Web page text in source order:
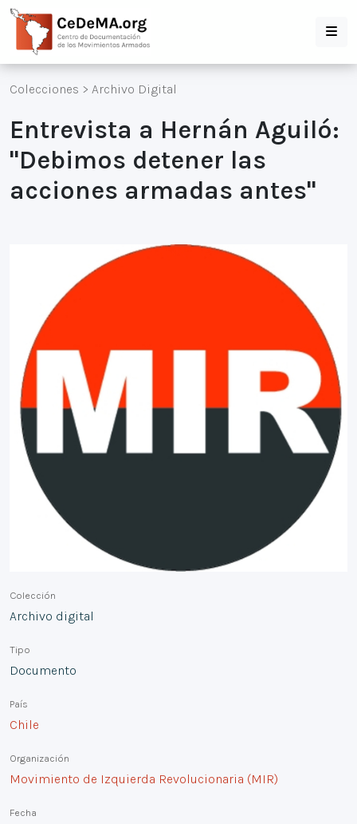
Colecciones > Archivo Digital
Entrevista a Hernán Aguiló:
"Debimos detener las
acciones armadas antes"
Colección
Archivo digital
Tipo
Documento
País
Chile
Organización
Movimiento de Izquierda Revolucionaria (MIR)
Fecha